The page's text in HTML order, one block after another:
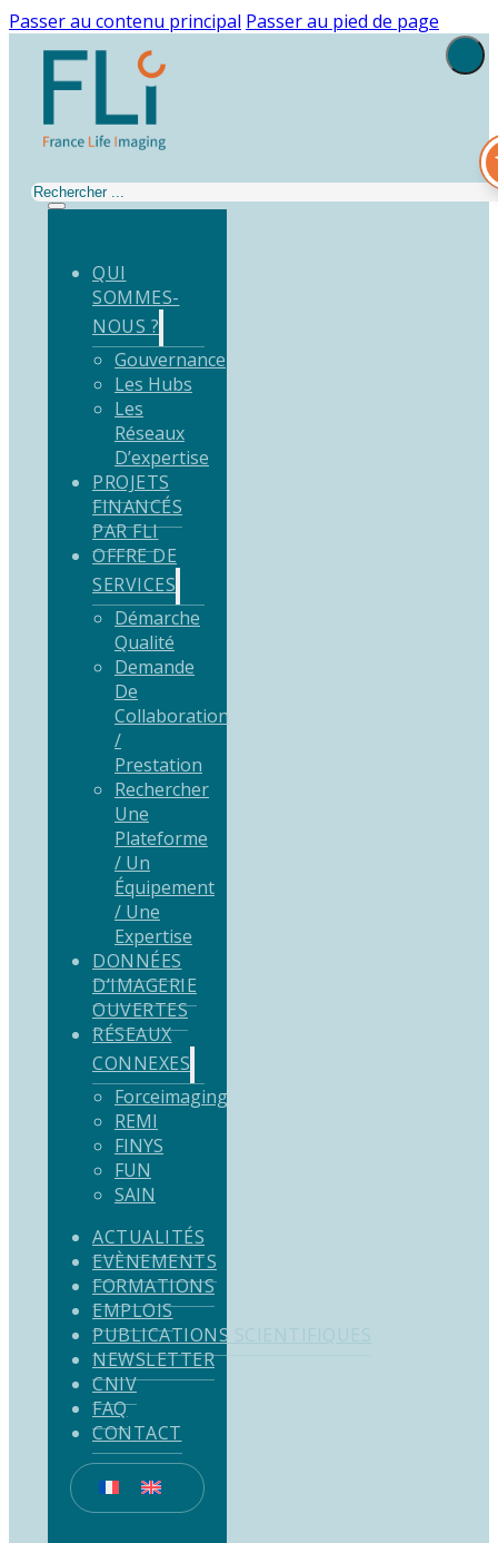
Passer au contenu principal Passer au pied de page
Rechercher
QUI
SOMMES-
NOUS ?
Gouvernance
Les Hubs
Les
Réseaux
D’expertise
PROJETS
FINANCÉS
PAR FLI
OFFRE DE
SERVICES
Démarche
Qualité
Demande
De
Collaboration
/
Prestation
Rechercher
Une
Plateforme
/ Un
Équipement
/ Une
Expertise
DONNÉES
D’IMAGERIE
OUVERTES
RÉSEAUX
CONNEXES
Forceimaging
REMI
FINYS
FUN
SAIN
ACTUALITÉS
EVÈNEMENTS
FORMATIONS
EMPLOIS
PUBLICATIONS SCIENTIFIQUES
NEWSLETTER
CNIV
FAQ
CONTACT